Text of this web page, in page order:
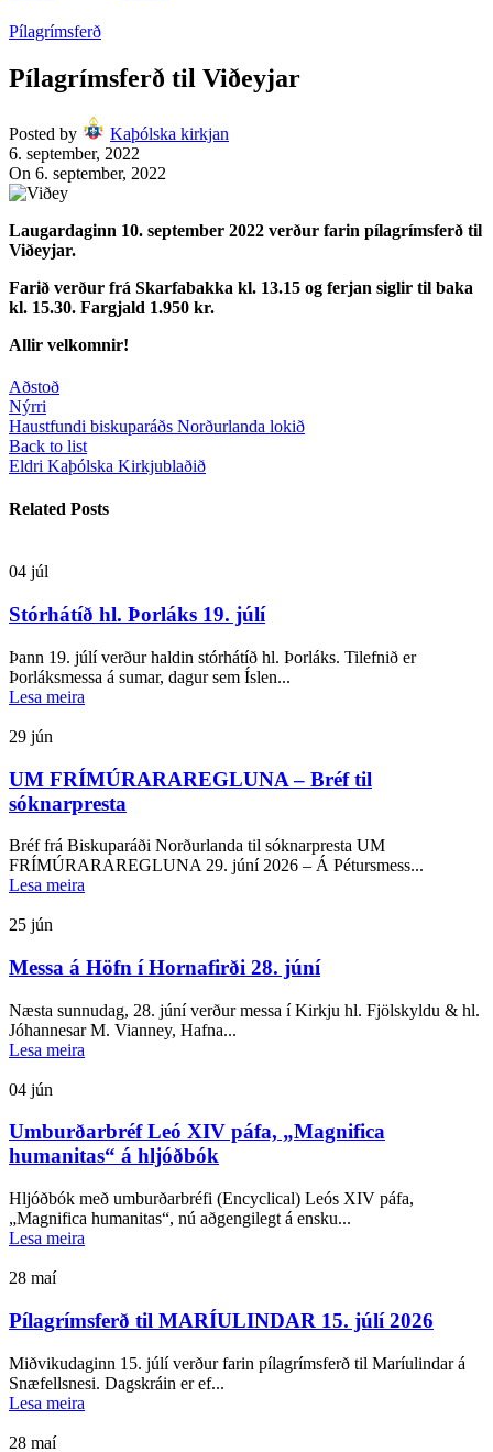
Pílagrímsferð
Pílagrímsferð til Viðeyjar
Posted by
Kaþólska kirkjan
6. september, 2022
On 6. september, 2022
Laugardaginn 10. september 2022 verður farin pílagrímsferð til
Viðeyjar.
Farið verður frá Skarfabakka kl. 13.15 og ferjan siglir til baka
kl. 15.30. Fargjald 1.950 kr.
Allir velkomnir!
Aðstoð
Nýrri
Haustfundi biskuparáðs Norðurlanda lokið
Back to list
Eldri Kaþólska Kirkjublaðið
Related Posts
04 júl
Stórhátíð hl. Þorláks 19. júlí
Þann 19. júlí verður haldin stórhátíð hl. Þorláks. Tilefnið er
Þorláksmessa á sumar, dagur sem Íslen...
Lesa meira
29 jún
UM FRÍMÚRARAREGLUNA – Bréf til
sóknarpresta
Bréf frá Biskuparáði Norðurlanda til sóknarpresta UM
FRÍMÚRARAREGLUNA 29. júní 2026 – Á Pétursmess...
Lesa meira
25 jún
Messa á Höfn í Hornafirði 28. júní
Næsta sunnudag, 28. júní verður messa í Kirkju hl. Fjölskyldu & hl.
Jóhannesar M. Vianney, Hafna...
Lesa meira
04 jún
Umburðarbréf Leó XIV páfa, „Magnifica
humanitas“ á hljóðbók
Hljóðbók með umburðarbréfi (Encyclical) Leós XIV páfa,
„Magnifica humanitas“, nú aðgengilegt á ensku...
Lesa meira
28 maí
Pílagrímsferð til MARÍULINDAR 15. júlí 2026
Miðvikudaginn 15. júlí verður farin pílagrímsferð til Maríulindar á
Snæfellsnesi. Dagskráin er ef...
Lesa meira
28 maí